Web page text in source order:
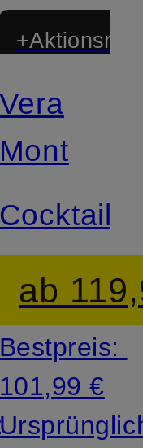
€
Vera
Mont
ab
Bestpreis:
101,99 €